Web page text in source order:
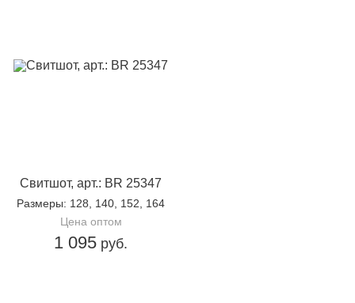
Свитшот, арт.: BR 25347
Размеры: 128, 140, 152, 164
Цена оптом
1 095 руб.